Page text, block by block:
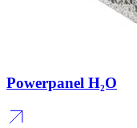
Powerpanel H₂O